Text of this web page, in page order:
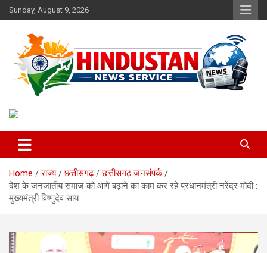
Skip
to
Sunday, August 9, 2026
Hindustan News Service
Home राज्य छत्तीसगढ़
छत्तीसगढ़ जनसंपर्क
देश के जनजातीय समाज को आगे बढ़ाने का काम कर रहे प्रधानमंत्री नरेंद्र मोदी :
मुख्यमंत्री विष्णुदेव साय….